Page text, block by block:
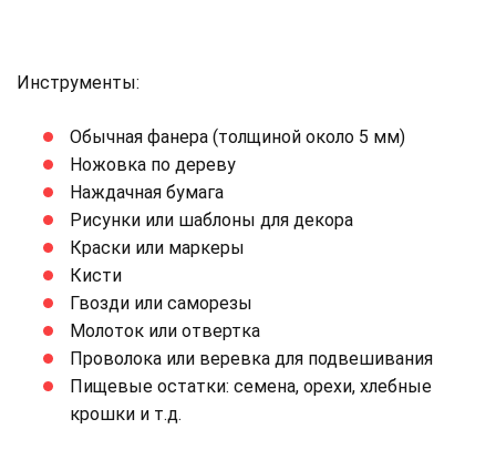
Инструменты:
Обычная фанера (толщиной около 5 мм)
Ножовка по дереву
Наждачная бумага
Рисунки или шаблоны для декора
Краски или маркеры
Кисти
Гвозди или саморезы
Молоток или отвертка
Проволока или веревка для подвешивания
Пищевые остатки: семена, орехи, хлебные
крошки и т.д.